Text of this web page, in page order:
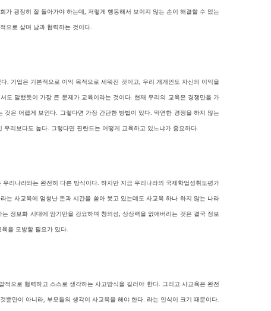
굉장히 잘 돌아가야 하는데, 저렇게 행동해서 보이지 않는 손이 해결할 수 없는
으로 살며 남과 협력하는 것이다.
. 기업은 기본적으로 이익 목적으로 세워진 것이고, 우리 개개인도 자신의 이익을
도 말했듯이 가장 큰 문제가 교육이라는 것이다. 현재 우리의 교육은 경쟁만을 가
은 어렵게 보인다. 그렇다면 가장 간단한 방법이 있다. 막연한 경쟁을 하지 않는
리보다도 높다. 그렇다면 핀란드는 어떻게 교육하고 있느냐가 중요하다.
리나라와는 완전히 다른 방식이다. 하지만 지금 우리나라의 국제학업성취도평가
는 사교육에 엄청난 돈과 시간을 쏟아 붓고 있는데도 사교육 하나 하지 않는 나라
정보화 시대에 암기만을 강요하며 창의성, 상상력을 없애버리는 것은 결국 정보
을 모방할 필요가 있다.
으로 협력하고 스스로 생각하는 사고방식을 길러야 한다. 그리고 사교육은 완전
만이 아니라, 부모들의 생각이 사교육을 해야 한다. 라는 인식이 크기 때문이다.